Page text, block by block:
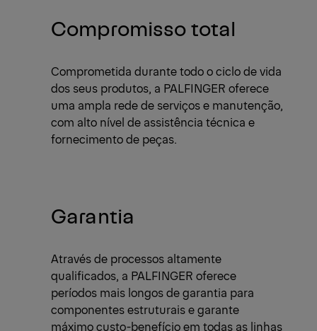
Compromisso total
Comprometida durante todo o ciclo de vida
dos seus produtos, a PALFINGER oferece
uma ampla rede de serviços e manutenção,
com alto nível de assistência técnica e
fornecimento de peças.
Garantia
Através de processos altamente
qualificados, a PALFINGER oferece
períodos mais longos de garantia para
componentes estruturais e garante
máximo custo-benefício em todas as linhas